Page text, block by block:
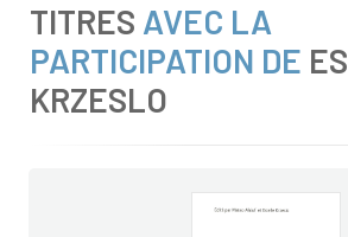
TITRES AVEC LA
PARTICIPATION DE
KRZESLO